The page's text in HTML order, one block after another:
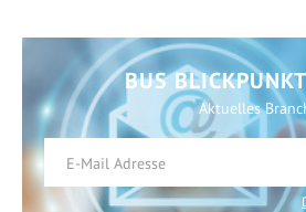
BUS
Aktuelles